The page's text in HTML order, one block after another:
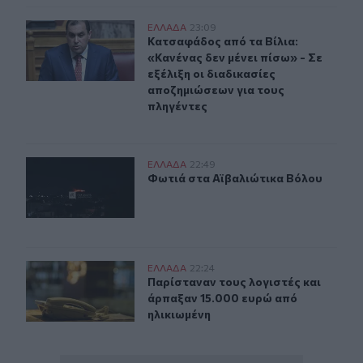
Kατσαφάδος: «Το μήνυμα είναι ένα και απλό. Κανένας
ΕΛΛAΔΑ 23:09
Κατσαφάδος από τα Βίλια:
Κατσαφάδος από τα Βίλια:
«Κανένας δεν μένει πίσω» - Σε
εξέλιξη οι διαδικασίες
αποζημιώσεων για τους
πληγέντες
Φωτιά στα Αϊβαλιώτικα Βόλου
ΕΛΛAΔΑ 22:49
Φωτιά στα Αϊβαλιώτικα Βόλου
Φωτιά στα Αϊβαλιώτικα Βόλου
Καστοριά: Νέα τηλεφωνική απάτη με λεία 15.000 ευρώ
ΕΛΛAΔΑ 22:24
Παρίσταναν τους λογιστές και
Παρίσταναν τους λογιστές και
άρπαξαν 15.000 ευρώ από
ηλικιωμένη